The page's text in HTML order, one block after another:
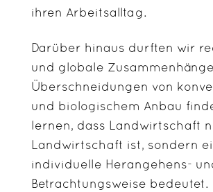
ihren Arbeitsalltag.
Darüber hinaus durften wir
und globale
Überschneidungen von
und biologischem Anbau
lernen, dass Landwirtschaft
Landwirtschaft ist, sondern
individuelle Herangehens-
Betrachtungsweise bedeutet.